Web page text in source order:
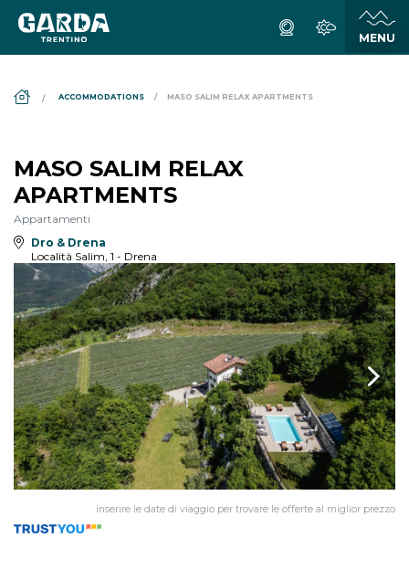
ACCOMMODATIONS MASO SALIM RELAX APARTMENTS
MASO SALIM RELAX
APARTMENTS
Appartamenti
Dro & Drena
Località Salim, 1 - Drena
inserire le date di viaggio per trovare le offerte al miglior prezzo